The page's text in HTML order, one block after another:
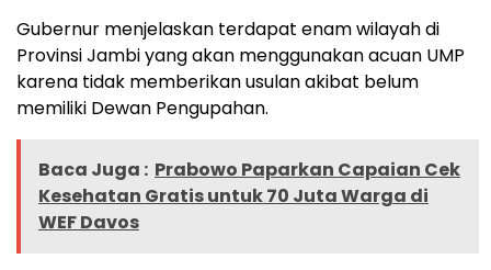
Gubernur menjelaskan terdapat enam wilayah di
Provinsi Jambi yang akan menggunakan acuan UMP
karena tidak memberikan usulan akibat belum
memiliki Dewan Pengupahan.
Baca Juga : Prabowo Paparkan Capaian Cek
Kesehatan Gratis untuk 70 Juta Warga di
WEF Davos